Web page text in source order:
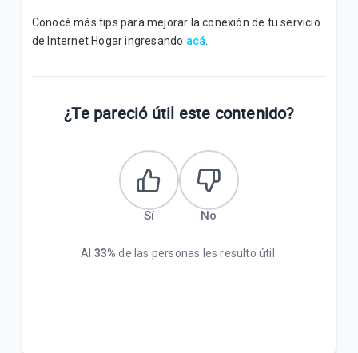
Conocé más tips para mejorar la conexión de tu servicio
de Internet Hogar ingresando acá
¿Te pareció útil este contenido?
Sí No
Al 33% de las personas les resulto útil.